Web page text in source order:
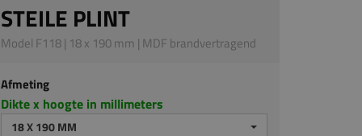
STEILE PLINT
Model F118 | 18 x 190 mm | MDF brandvertragend
Afmeting
Dikte x hoogte in millimeters
18 X 190 MM